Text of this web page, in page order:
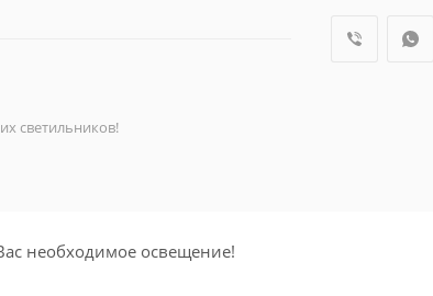
светильников!
необходимое освещение!